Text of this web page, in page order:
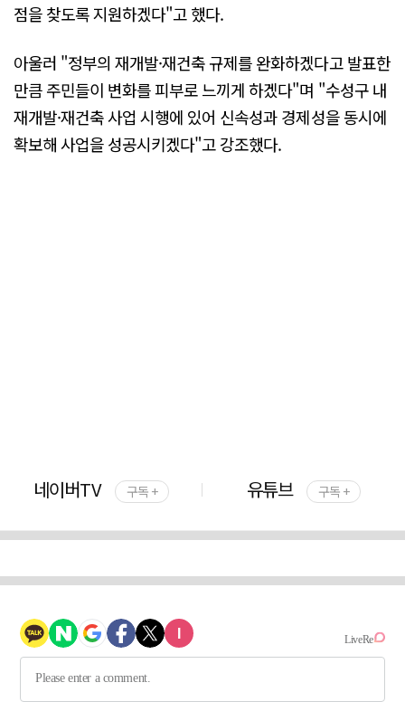
점을 찾도록 지원하겠다"고 했다.
아울러 "정부의 재개발·재건축 규제를 완화하겠다고 발표한
만큼 주민들이 변화를 피부로 느끼게 하겠다"며 "수성구 내
재개발·재건축 사업 시행에 있어 신속성과 경제성을 동시에
확보해 사업을 성공시키겠다"고 강조했다.
네이버TV 구독 + 유튜브 구독 +